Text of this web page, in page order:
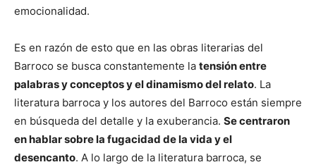
emocionalidad.
Es en razón de esto que en las obras literarias del
Barroco se busca constantemente la tensión entre
palabras y conceptos y el dinamismo del relato. La
literatura barroca y los autores del Barroco están siempre
en búsqueda del detalle y la exuberancia. Se centraron
en hablar sobre la fugacidad de la vida y el
desencanto. A lo largo de la literatura barroca, se